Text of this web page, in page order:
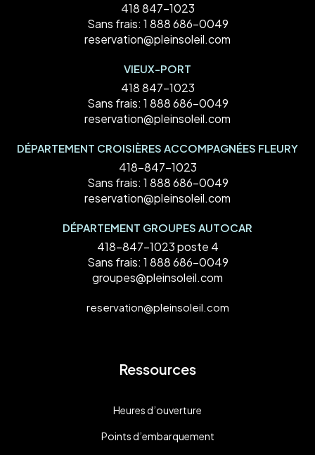
418 847-1023
Sans frais: 1 888 686-0049
reservation@pleinsoleil.com
VIEUX-PORT
418 847-1023
Sans frais: 1 888 686-0049
reservation@pleinsoleil.com
DÉPARTEMENT CROISIÈRES ACCOMPAGNÉES FLEURY
418-847-1023
Sans frais: 1 888 686-0049
reservation@pleinsoleil.com
DÉPARTEMENT GROUPES AUTOCAR
418-847-1023 poste 4
Sans frais: 1 888 686-0049
groupes@pleinsoleil.com
reservation@pleinsoleil.com
Ressources
Heures d’ouverture
Points d’embarquement